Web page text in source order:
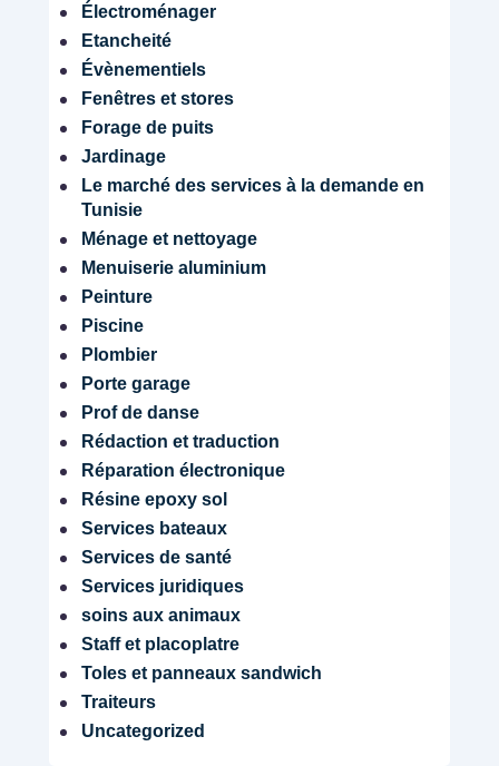
Électroménager
Etancheité
Évènementiels
Fenêtres et stores
Forage de puits
Jardinage
Le marché des services à la demande en
Tunisie
Ménage et nettoyage
Menuiserie aluminium
Peinture
Piscine
Plombier
Porte garage
Prof de danse
Rédaction et traduction
Réparation électronique
Résine epoxy sol
Services bateaux
Services de santé
Services juridiques
soins aux animaux
Staff et placoplatre
Toles et panneaux sandwich
Traiteurs
Uncategorized